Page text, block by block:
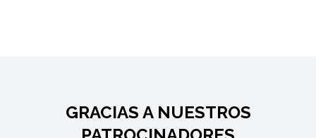
GRACIAS A NUESTROS